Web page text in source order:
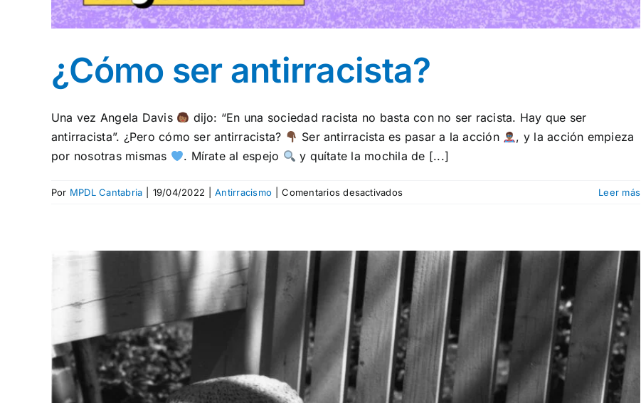
¿Cómo ser antirracista?
Una vez Angela Davis
dijo: “En una sociedad racista no basta con no ser racista. Hay que ser
antirracista”. ¿Pero cómo ser antirracista?
Ser antirracista es pasar a la acción
, y la acción empieza
por nosotras mismas
. Mírate al espejo y quítate la mochila de [...]
Por MPDL Cantabria 19/04/2022 Antirracismo Comentarios desactivadosen
Leer más